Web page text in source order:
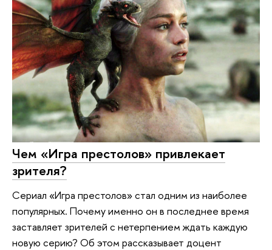
Чем «Игра престолов» привлекает
зрителя?
Сериал «Игра престолов» стал одним из наиболее
популярных. Почему именно он в последнее время
заставляет зрителей с нетерпением ждать каждую
новую серию? Об этом рассказывает доцент